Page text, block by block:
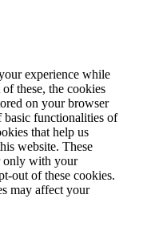
experience while
these, the cookies
on your browser
basic functionalities of
that help us
website. These
only with your
out of these cookies.
may affect your